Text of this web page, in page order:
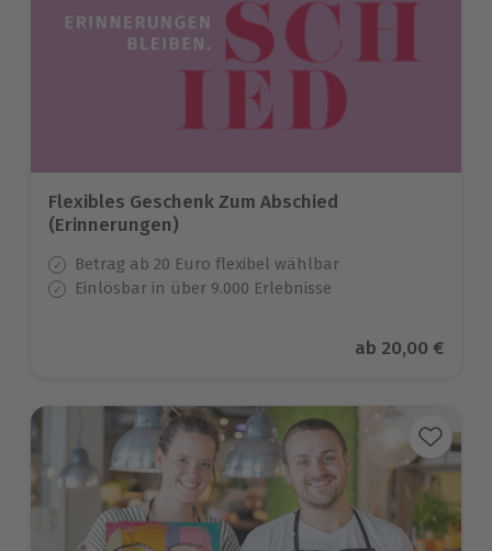
Flexibles Geschenk Zum Abschied
(Erinnerungen)
Betrag ab 20 Euro flexibel wählbar
Einlösbar in über 9.000 Erlebnisse
Aktueller Preis
ab 20,00 €